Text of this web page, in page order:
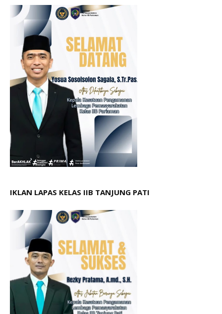
IKLAN LAPAS KELAS IIB TANJUNG PATI